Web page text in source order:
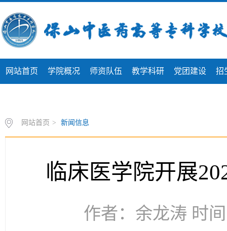
网站首页 学院概况 师资队伍 教学科研 党团建设 招
网站首页 > 新闻信息
临床医学院开展
作者：余龙涛 时